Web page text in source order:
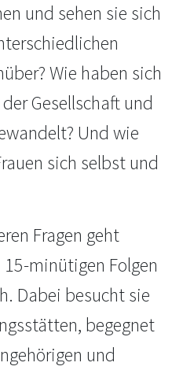
und sehen sie sich
Wie haben sich
Gesellschaft und
Und wie
sich selbst und
Fragen geht
minütigen Folgen
Dabei besucht sie
begegnet
und